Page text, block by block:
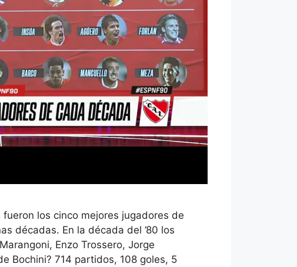
los cinco mejores jugadores de
décadas. En la década del ’80 los
Enzo Trossero, Jorge
Bochini? 714 partidos, 108 goles, 5